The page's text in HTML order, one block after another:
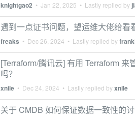
knightgao2 • Jan 22, 2025 • Lastly replied by
遇到一点证书问题，望运维大佬给看
freaks • Dec 26, 2024 • Lastly replied by
[Terraform/腾讯云] 有用 Terraform
吗？
xnile • Dec 24, 2024 • Lastly replied byxnile
关于 CMDB 如何保证数据一致性的